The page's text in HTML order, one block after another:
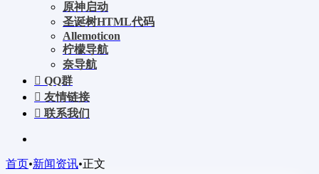
原神启动
圣诞树HTML代码
Allemoticon
柠檬导航
奈导航
QQ群
友情链接
联系我们
首页•新闻资讯•正文